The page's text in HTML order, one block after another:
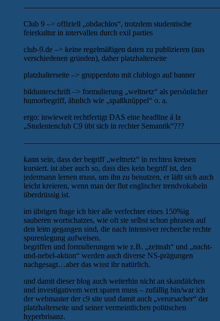
Club 9 –> offiziell „obdachlos“, trotzdem studentische
feierkultur in intervallen durch exil parties
club-9.de –> keine regelmäßigen daten zu publizieren (aus
verschiedenen gründen), daher platzhalterseite
platzhalterseite –> gruppenfoto mit clublogo auf banner
bildunterschrift –> formulierung „weltnetz“ als persönlicher
humorbegriff, ähnlich wie „spaßknüppel“ o. a.
ergo: inwieweit rechtfertigt DAS eine headline á la
„Studentenclub C9 übt sich in rechter Semantik“???
kann sein, dass der begriff „weltnetz“ in rechten kreisen
kursiert. ist aber auch so, dass dies kein begriff ist, den
jedermann lernen muss, um ihn zu benutzen, er läßt sich auch
leicht kreieren, wenn man der flut englischer trendvokabeln
überdrüssig ist.
im übrigen frage ich hier alle verfechter eines 150%ig
sauberen wortschatzes, wie oft sie selbst schon phrasen auf
den leim gegangen sind, die nach intensiver recherche rechte
spurenlegung aufweisen.
begriffen und formulierungen wie z.B. „zeitnah“ und „nacht-
und-nebel-aktion“ werden auch diverse NS-prägungen
nachgesagt…aber das wisst ihr natürlich.
und damit dieser blog auch weiterhin nicht an skandälchen
und investigativem wert sparen muss – zufällig bin/war ich
der webmaster der c9 site und damit auch „verursacher“ der
platzhalterseite und seiner vermeintlichen politischen
hyperbrisanz.